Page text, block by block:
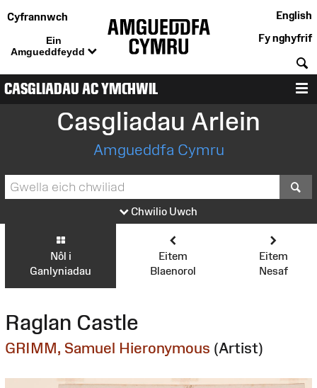
Cyfrannwch
Ein
Amgueddfeydd
English
Fy nghyfrif
CASGLIADAU AC YMCHWIL
Casgliadau Arlein
Amgueddfa Cymru
Chwilio Uwch
Nôl i
Ganlyniadau
Eitem
Blaenorol
Eitem
Nesaf
Raglan Castle
GRIMM, Samuel Hieronymous (Artist)